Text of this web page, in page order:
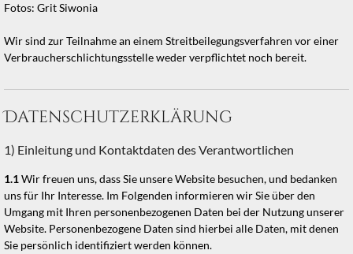
Fotos: Grit Siwonia
Wir sind zur Teilnahme an einem Streitbeilegungsverfahren vor einer
Verbraucherschlichtungsstelle weder verpflichtet noch bereit.
Datenschutzerklärung
1) Einleitung und Kontaktdaten des Verantwortlichen
1.1Wir freuen uns, dass Sie unsere Website besuchen, und bedanken
uns für Ihr Interesse. Im Folgenden informieren wir Sie über den
Umgang mit Ihren personenbezogenen Daten bei der Nutzung unserer
Website. Personenbezogene Daten sind hierbei alle Daten, mit denen
Sie persönlich identifiziert werden können.